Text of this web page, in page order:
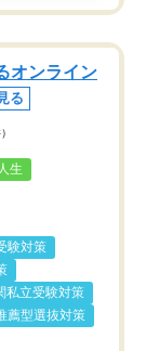
オンライン
る
生
験対策
私立受験対策
薦型選抜対策